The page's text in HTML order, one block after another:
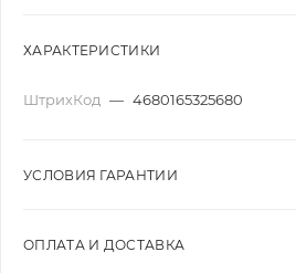
ХАРАКТЕРИСТИКИ
ШтрихКод — 4680165325680
УСЛОВИЯ ГАРАНТИИ
ОПЛАТА И ДОСТАВКА